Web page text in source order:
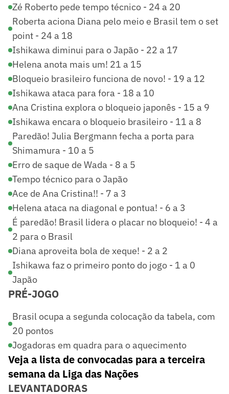
Zé Roberto pede tempo técnico - 24 a 20
Roberta aciona Diana pelo meio e Brasil tem o set
point - 24 a 18
Ishikawa diminui para o Japão - 22 a 17
Helena anota mais um! 21 a 15
Bloqueio brasileiro funciona de novo! - 19 a 12
Ishikawa ataca para fora - 18 a 10
Ana Cristina explora o bloqueio japonês - 15 a 9
Ishikawa encara o bloqueio brasileiro - 11 a 8
Paredão! Julia Bergmann fecha a porta para
Shimamura - 10 a 5
Erro de saque de Wada - 8 a 5
Tempo técnico para o Japão
Ace de Ana Cristina!! - 7 a 3
Helena ataca na diagonal e pontua! - 6 a 3
É paredão! Brasil lidera o placar no bloqueio! - 4 a
2 para o Brasil
Diana aproveita bola de xeque! - 2 a 2
Ishikawa faz o primeiro ponto do jogo - 1 a 0
Japão
PRÉ-JOGO
Brasil ocupa a segunda colocação da tabela, com
20 pontos
Jogadoras em quadra para o aquecimento
Veja a lista de convocadas para a terceira
semana da Liga das Nações
LEVANTADORAS